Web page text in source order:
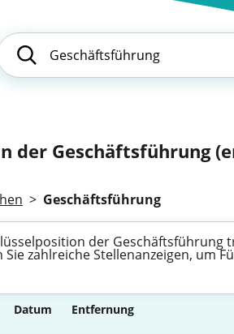
der Geschäftsführung
> Geschäftsführung
der Geschäftsführung
Sie zahlreiche Stellenanzeigen, um
Datum Entfernung